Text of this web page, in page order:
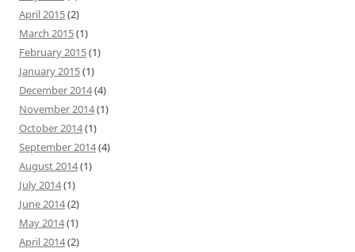
April 2015(2)
March 2015(1)
February 2015(1)
January 2015(1)
December 2014(4)
November 2014(1)
October 2014(1)
September 2014(4)
August 2014(1)
July 2014(1)
June 2014(2)
May 2014(1)
April 2014(2)